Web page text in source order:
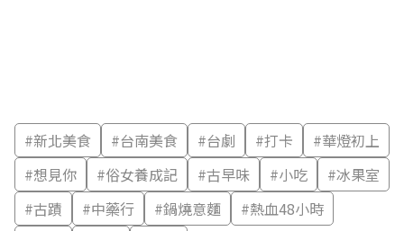
#新北美食 #台南美食 #台劇 #打卡 #華燈初上
#想見你 #俗女養成記 #古早味 #小吃 #冰果室
#古蹟 #中藥行 #鍋燒意麵 #熱血48小時